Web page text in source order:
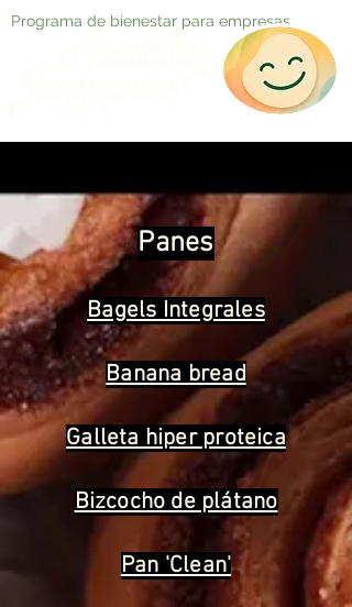
Programa de bienestar para empresas
Panes
Bagels Integrales
Banana bread
Galleta hiper proteica
Bizcocho de plátano
Pan 'Clean'